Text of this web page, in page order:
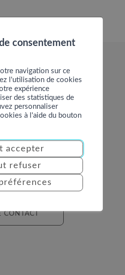
NENDAZ
CONTACT
consentement
navigation sur ce
l'utilisation de cookies
expérience
des statistiques de
personnaliser
à l'aide du bouton
accepter
refuser